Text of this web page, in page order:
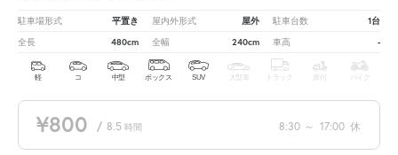
駐車場形式 平置き 屋内外形式 屋外 駐車台数 1台
全長 480cm 全幅 240cm 車高 -
軽 コ 中型 ボックス SUV 大型車 トラック 原付 バイク
¥800 / 8.5 時間 8:30 ～ 17:00 休